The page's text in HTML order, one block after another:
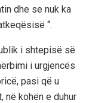
dhe se nuk ka
“.
i shtepisë së
i urgjencës
pasi që u
në kohën e duhur